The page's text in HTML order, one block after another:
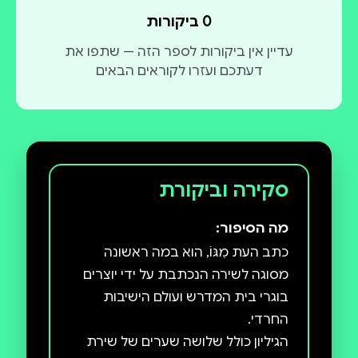
0 ביקורות
עדיין אין ביקורות לספר הזה — שתפו את
דעתכם ועזרו לקוראים הבאים
סקירה וביקורת
מה הסיפור:
כתב העת מִגּוֹ, הוא במה ראשונה
מסוגה לשירה הנכתבת על ידי יוצרים
בוגרי בית המדרש ועולם הישיבות
הגיליון כולל שלושה שערים של שירת